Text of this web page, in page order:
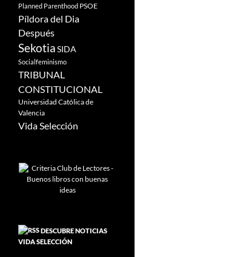
Planned Parenthood PSOE
Píldora del Dia
Después
SekotiaSIDA
Socialfeminismo
TRIBUNAL
CONSTITUCIONAL
Universidad Católica de
Valencia
Vida Selección
DESCUBRE NOTICIAS
VIDA SELECCIÓN